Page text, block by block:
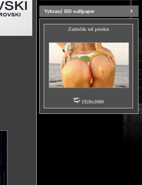
Vybraný HD wallpaper
Zadoček od piesku
1920x1080